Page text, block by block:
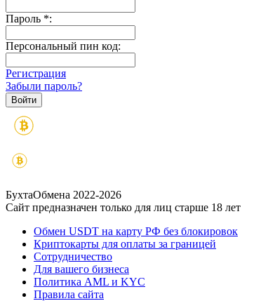
Пароль *:
Персональный пин код:
Регистрация
Забыли пароль?
БухтаОбмена 2022-2026
Сайт предназначен только для лиц старше 18 лет
Обмен USDT на карту РФ без блокировок
Криптокарты для оплаты за границей
Сотрудничество
Для вашего бизнеса
Политика AML и KYC
Правила сайта